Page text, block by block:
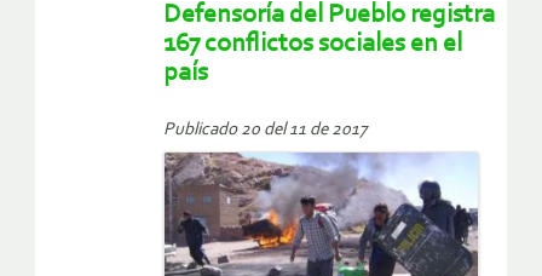
Defensoría del Pueblo registra
167 conflictos sociales en el
país
Publicado 20 del 11 de 2017